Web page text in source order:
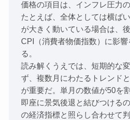
価格の項目は、インフレ圧力
たとえば、全体としては横ば
が大きく動いている場合は、
CPI（消費者物価指数）に影
る。
読み解くうえでは、短期的な
ず、複数月にわたるトレンド
が重要だ。単月の数値が50を
即座に景気後退と結びつける
の経済指標と照らし合わせて